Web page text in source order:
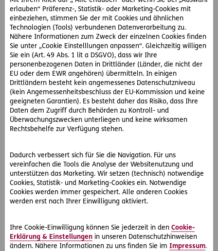
erlauben“ Präferenz-, Statistik- oder Marketing-Cookies mit
einbeziehen, stimmen Sie der mit Cookies und ähnlichen
Technologien (Tools) verbundenen Datenverarbeitung zu.
Nähere Informationen zum Zweck der einzelnen Cookies finden
Sie unter „Cookie Einstelllungen anpassen“. Gleichzeitig willigen
Sie ein (Art. 49 Abs. 1 lit a DSGVO), dass wir Ihre
personenbezogenen Daten in Drittländer (Länder, die nicht der
EU oder dem EWR angehören) übermitteln. In einigen
Drittländern besteht kein angemessenes Datenschutzniveau
(kein Angemessenheitsbeschluss der EU-Kommission und keine
geeigneten Garantien). Es besteht daher das Risiko, dass Ihre
Daten dem Zugriff durch Behörden zu Kontroll- und
Überwachungszwecken unterliegen und keine wirksamen
Rechtsbehelfe zur Verfügung stehen.
Dadurch verbessert sich für Sie die Navigation. Für uns
vereinfachen die Tools die Analyse der Websitenutzung und
unterstützen das Marketing. Wir setzen (technisch) notwendige
Cookies, Statistik- und Marketing-Cookies ein. Notwendige
Cookies werden immer gespeichert. Alle anderen Cookies
werden erst nach Ihrer Einwilligung aktiviert.
Ihre Cookie-Einwilligung können Sie jederzeit in den Cookie-
Erklärung & Einstellungen in unseren Datenschutzhinweisen
ändern. Nähere Informationen zu uns finden Sie im Impressum.
3. Montagesystem richtig dimensionieren
Achten Sie darauf, dass Ihr Montagesystem
Windlasten nach ÖNORM EN 1991-1-4 und
Schneelasten nach ÖNORM EN 1991-1-3 (jeweils in
der aktuellen Fassung) standhält.
4. Blitzschutz und Überspannung sichern
Montieren Sie zusätzlichen Überspannungsschutz